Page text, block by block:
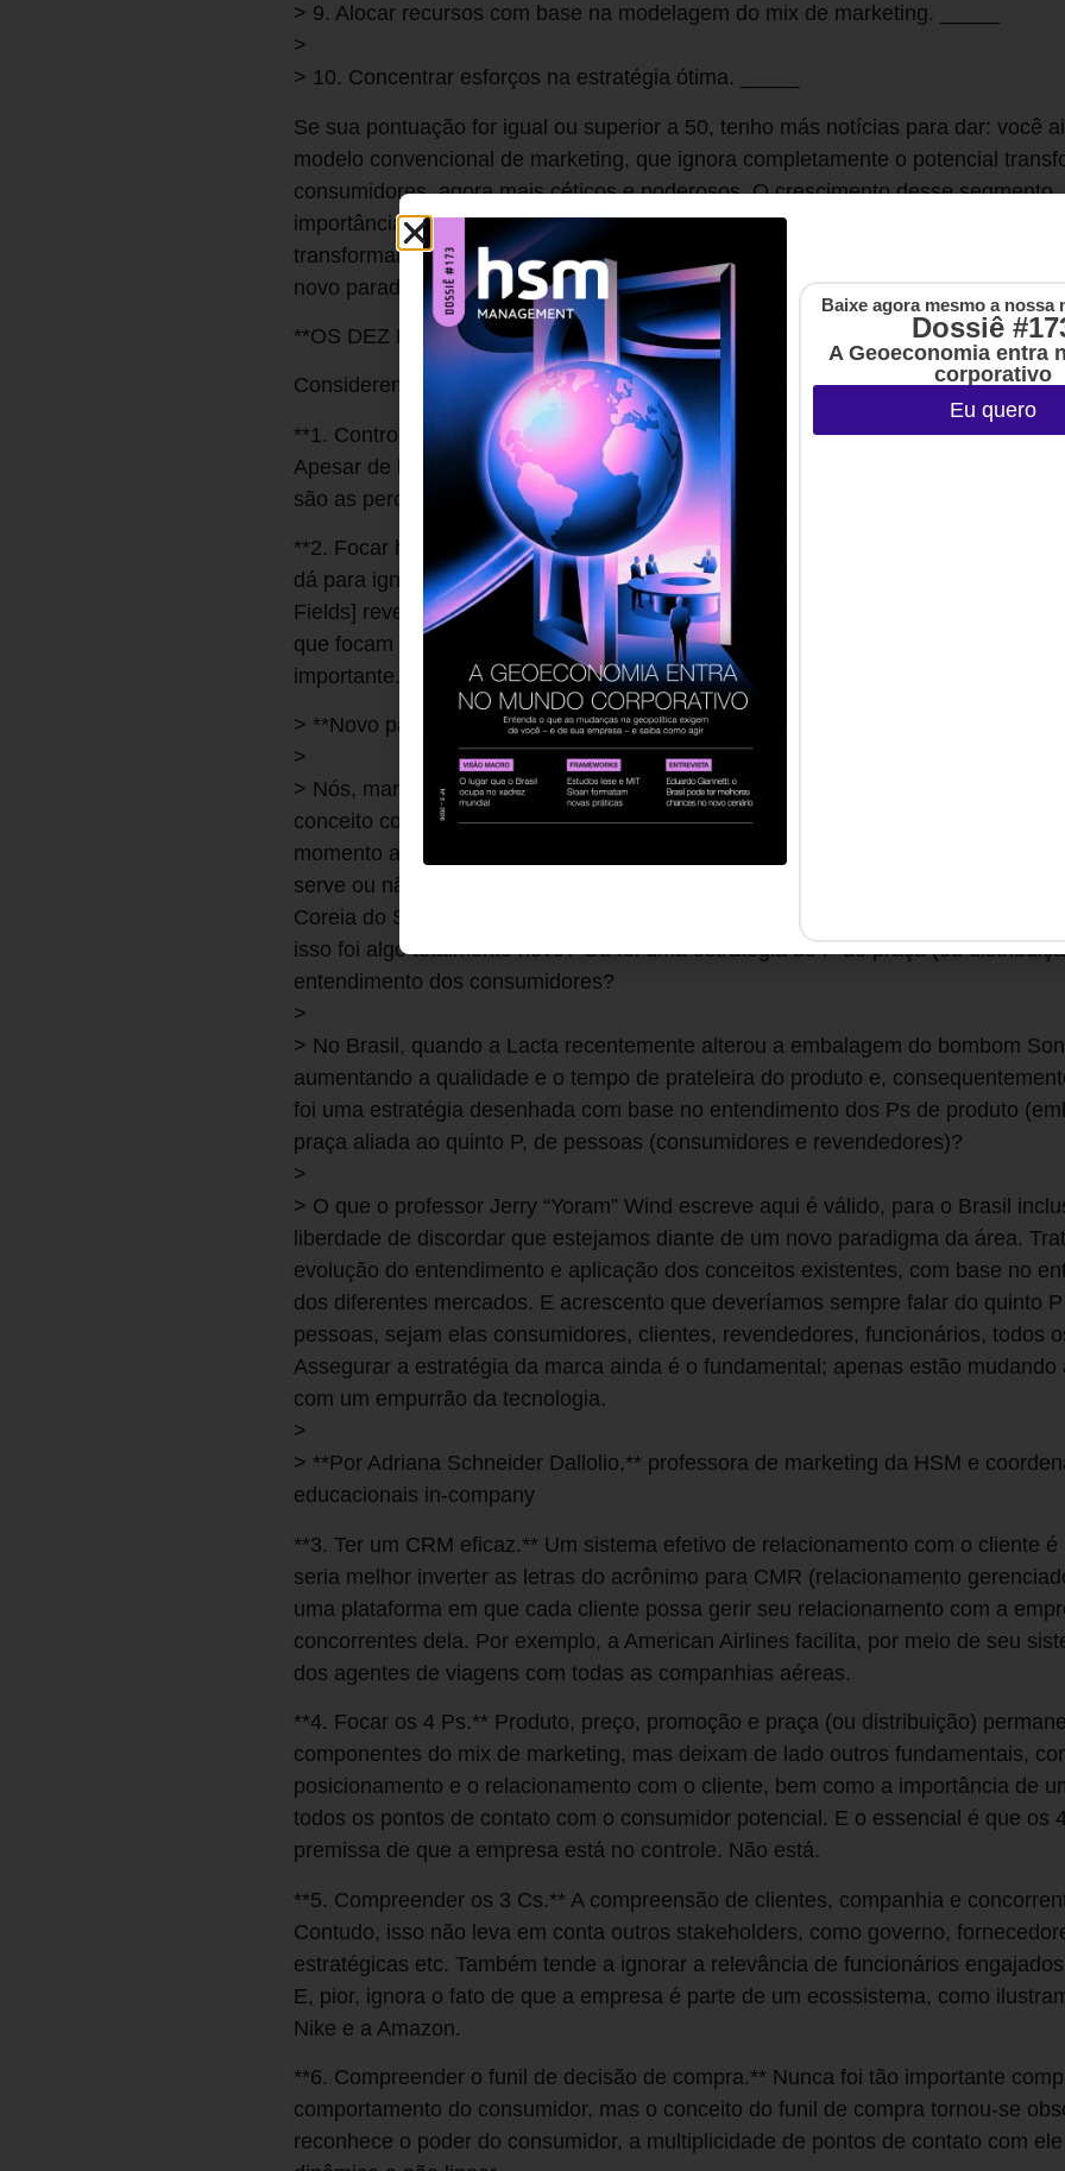
> 9. Alocar recursos com base na modelagem do mix de marketing. _____
>
> 10. Concentrar esforços na estratégia ótima. _____
Se sua pontuação for igual ou superior a 50, tenho más notícias para dar: você
modelo convencional de marketing, que ignora completamente o potencial
consumidores, agora mais céticos e poderosos. O crescimento desse
importância, aliado aos avanços tecnológicos e a outras mudanças no ambiente
transformar nossos modelos mentais do marketing –e de quase qualquer área.
novo paradigma para a estratégia de marketing.
**OS DEZ MANDAMENTOS CAEM**
Consideremos as razões pelas quais os dez itens da lista anterior não são mais
**1. Controlar a estratégia de marca.** As empresas têm cada vez menos
Apesar de branding e estratégia de marca ainda serem importantes, o que
são as percepções dos consumidores, preferências, conversas e
**2. Focar heavy users.** Pesquisas [como as do professor australiano Byron
dá para ignorar os que consomem a marca com pouca frequência. E outras
Fields] revelaram que campanhas focadas em gerar penetração no mercado
que focam lealdade, mesmo que envolver e manter seu segmento de clientes
importante.
> **Novo paradigma ou apenas evolução?**
>
> Nós, marketeiros, somos muitas vezes criticados, e com razão, por criar
conceito com novas palavras, criando buzz words e teorias vazias. A meu ver,
momento atual como uma evolução das ferramentas de marketing, e não como
serve ou não. Quando a rede supermercadista Tesco, há pouco tempo, lançou
Coreia do Sul, onde os consumidores podem comprar com seus smartphones
isso foi algo totalmente novo? Ou foi uma estratégia do P de praça (ou
entendimento dos consumidores?
>
> No Brasil, quando a Lacta recentemente alterou a embalagem do bombom
aumentando a qualidade e o tempo de prateleira do produto e,
foi uma estratégia desenhada com base no entendimento dos Ps de produto
praça aliada ao quinto P, de pessoas (consumidores e revendedores)?
>
> O que o professor Jerry “Yoram” Wind escreve aqui é válido, para o Brasil
liberdade de discordar que estejamos diante de um novo paradigma da área.
evolução do entendimento e aplicação dos conceitos existentes, com base no
dos diferentes mercados. E acrescento que deveríamos sempre falar do quinto
pessoas, sejam elas consumidores, clientes, revendedores, funcionários, todos
Assegurar a estratégia da marca ainda é o fundamental; apenas estão mudando
com um empurrão da tecnologia.
>
> **Por Adriana Schneider Dallolio,** professora de marketing da HSM e
educacionais in-company
**3. Ter um CRM eficaz.** Um sistema efetivo de relacionamento com o cliente
seria melhor inverter as letras do acrônimo para CMR (relacionamento
uma plataforma em que cada cliente possa gerir seu relacionamento com a
concorrentes dela. Por exemplo, a American Airlines facilita, por meio de seu
dos agentes de viagens com todas as companhias aéreas.
**4. Focar os 4 Ps.** Produto, preço, promoção e praça (ou distribuição)
componentes do mix de marketing, mas deixam de lado outros fundamentais,
posicionamento e o relacionamento com o cliente, bem como a importância de
todos os pontos de contato com o consumidor potencial. E o essencial é que os
premissa de que a empresa está no controle. Não está.
**5. Compreender os 3 Cs.** A compreensão de clientes, companhia e
Contudo, isso não leva em conta outros stakeholders, como governo,
estratégicas etc. Também tende a ignorar a relevância de funcionários
E, pior, ignora o fato de que a empresa é parte de um ecossistema, como
Nike e a Amazon.
**6. Compreender o funil de decisão de compra.** Nunca foi tão importante
comportamento do consumidor, mas o conceito do funil de compra tornou-se
reconhece o poder do consumidor, a multiplicidade de pontos de contato com
Baixe agora mesmo a nossa
Dossiê
A Geoeconomia entra
corporativo
Eu quero